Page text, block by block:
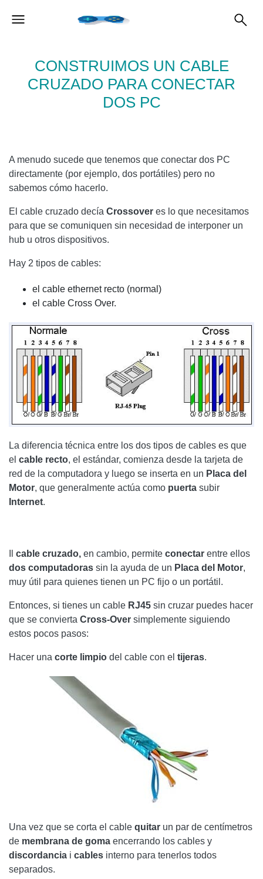
CONSTRUIMOS UN CABLE
CRUZADO PARA CONECTAR
DOS PC
A menudo sucede que tenemos que conectar dos PC
directamente (por ejemplo, dos portátiles) pero no
sabemos cómo hacerlo.
El cable cruzado decía Crossover es lo que necesitamos
para que se comuniquen sin necesidad de interponer un
hub u otros dispositivos.
Hay 2 tipos de cables:
el cable ethernet recto (normal)
el cable Cross Over.
La diferencia técnica entre los dos tipos de cables es que
el cable recto, el estándar, comienza desde la tarjeta de
red de la computadora y luego se inserta en un Placa del
Motor, que generalmente actúa como puerta subir
Internet.
cable cruzado, en cambio, permite conectar entre ellos
dos computadoras sin la ayuda de un Placa del Motor,
muy útil para quienes tienen un PC fijo o un portátil.
Entonces, si tienes un cable RJ45 sin cruzar puedes hacer
que se convierta Cross-Over simplemente siguiendo
estos pocos pasos:
Hacer una corte limpio del cable con el tijeras.
Una vez que se corta el cable quitar un par de centímetros
de membrana de goma encerrando los cables y
discordancia i cables interno para tenerlos todos
separados.